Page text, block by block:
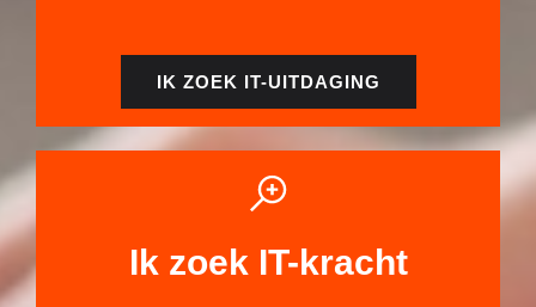
IK ZOEK IT-UITDAGING
Ik zoek IT-kracht